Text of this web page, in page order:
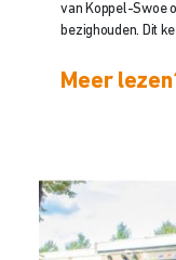
van Koppel-Swoe
bezighouden. Dit
Meer